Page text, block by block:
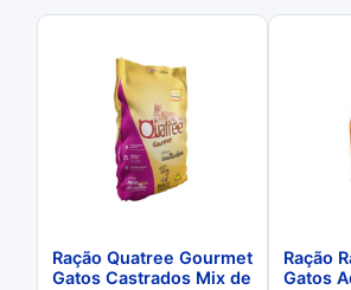
Ração Quatree Gourmet
Gatos Castrados Mix de
Ração
Gatos